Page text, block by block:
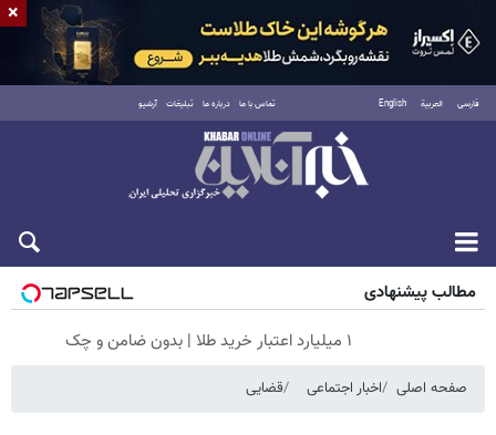
فارسی العربية English تماس با ما درباره ما تبلیغات آرشیو
جمعه ۱۶ مرداد ۱۴۰۵
مطالب پیشنهادی
۱ میلیارد اعتبار خرید طلا | بدون ضامن و چک
صفحه اصلی اخبار اجتماعی قضایی
×